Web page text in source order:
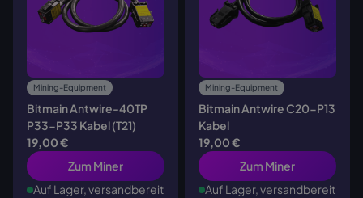
Mining-Equipment
Bitmain Antwire-40TP
P33-P33 Kabel (T21)
19,00 €
Zum Miner
Auf Lager, versandbereit
Mining-Equipment
Bitmain Antwire C20-P13
Kabel
19,00 €
Zum Miner
Auf Lager, versandbereit